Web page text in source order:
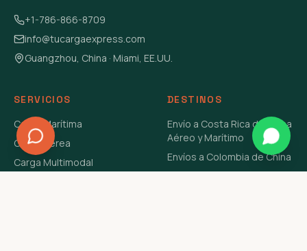
+1-786-866-8709
info@tucargaexpress.com
Guangzhou, China · Miami, EE.UU.
SERVICIOS
Carga Marítima
Carga Aérea
Carga Multimodal
DESTINOS
Envío a Costa Rica de China
Aéreo y Marítimo
Envíos a Colombia de China